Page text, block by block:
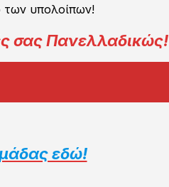
των υπολοίπων!
σας Πανελλαδικώς!
εδώ!